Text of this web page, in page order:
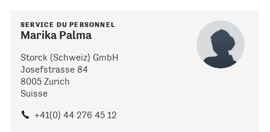
SERVICE DU PERSONNEL
Marika Palma
Storck (Schweiz) GmbH
Josefstrasse 84
8005 Zurich
Suisse
+41(0) 44 276 45 12